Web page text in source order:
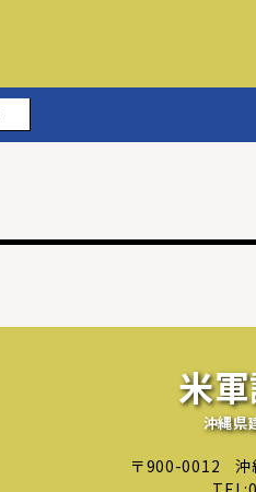
米
沖縄県
〒900-0012
沖